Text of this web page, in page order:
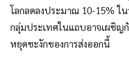
โลกลดลงประมาณ 10-15% ใ
กลุ่มประเทศในแถบอาจเผชิญ
หยุดชะงักของการส่งออกนี้